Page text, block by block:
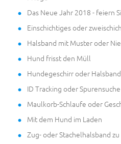
Das Neue Jahr 2018 - feiern
Einschichtiges oder
Halsband mit Muster oder
Hund frisst den Müll
Hundegeschirr oder
ID Tracking oder Spurensuche
Maulkorb-Schlaufe oder
Mit dem Hund im Laden
Zug- oder Stachelhalsband